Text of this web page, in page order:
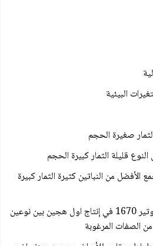
من النباتين كثيرة الثمار كبيرة
نعم :- نجح العالم الألماني كولروتير 1670 في إنتاج اول هجين بين نوعين
الصفات المرغوبة